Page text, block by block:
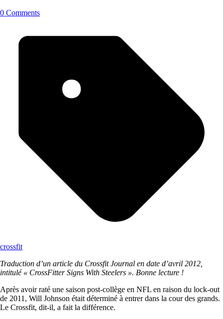
0 Comments
crossfit
Traduction d’un article du Crossfit Journal en date d’avril 2012,
intitulé « CrossFitter Signs With Steelers ». Bonne lecture !
Après avoir raté une saison post-collège en NFL en raison du lock-out
de 2011, Will Johnson était déterminé à entrer dans la cour des grands.
Le Crossfit, dit-il, a fait la différence.